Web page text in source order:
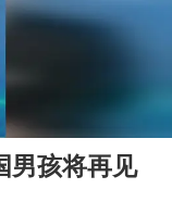
男孩将再见